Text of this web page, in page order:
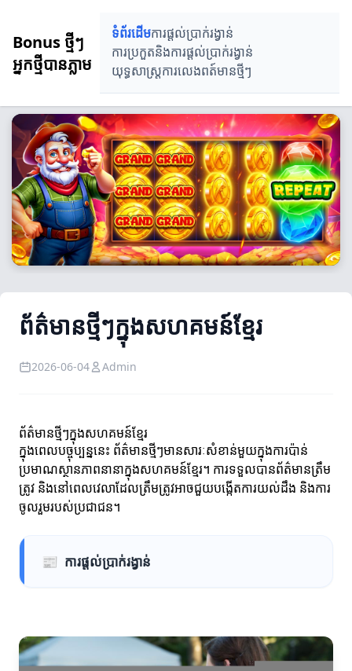
Bonus ថ្មីៗ
អ្នកថ្មីបានភ្លាម
ទំព័រដើមការផ្តល់ប្រាក់រង្វាន់
ការប្រកួតនិងការផ្តល់ប្រាក់រង្វាន់
យុទ្ធសាស្ត្រការលេងពត៍មានថ្មីៗ
ព័ត៌មានថ្មីៗក្នុងសហគមន៍ខ្មែរ
2026-06-04 Admin
ព័ត៌មានថ្មីៗក្នុងសហគមន៍ខ្មែរ
ក្នុងពេលបច្ចុប្បន្ននេះ ព័ត៌មានថ្មីៗមានសារៈសំខាន់មួយក្នុងការប៉ាន់
ប្រមាណស្ថានភាពនានាក្នុងសហគមន៍ខ្មែរ។ ការទទួលបានព័ត៌មានត្រឹម
ត្រូវ និងនៅពេលវេលាដែលត្រឹមត្រូវអាចជួយបង្កើតការយល់ដឹង និងការ
ចូលរួមរបស់ប្រជាជន។
📰 ការផ្តល់ប្រាក់រង្វាន់